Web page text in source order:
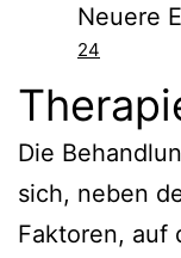
Neuere
24
Die
sich, neben
Faktoren, auf